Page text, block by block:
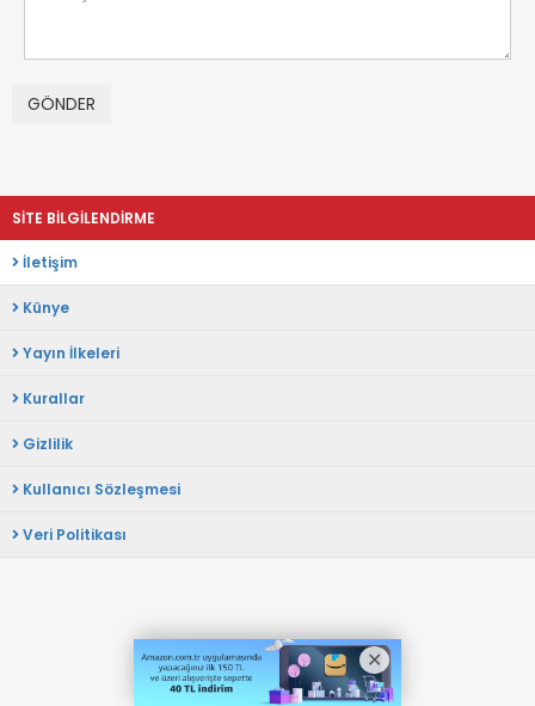
SİTE BİLGİLENDİRME
İletişim
Künye
Yayın İlkeleri
Kurallar
Gizlilik
Kullanıcı Sözleşmesi
Veri Politikası